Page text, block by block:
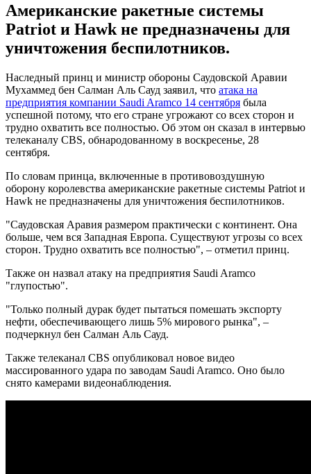
Американские ракетные системы
Patriot и Hawk не предназначены для
уничтожения беспилотников.
Наследный принц и министр обороны Саудовской Аравии
Мухаммед бен Салман Аль Сауд заявил, что атака на
предприятия компании Saudi Aramco 14 сентября была
успешной потому, что его стране угрожают со всех сторон и
трудно охватить все полностью. Об этом он сказал в интервью
телеканалу CBS, обнародованному в воскресенье, 28
сентября.
По словам принца, включенные в противовоздушную
оборону королевства американские ракетные системы Patriot и
Hawk не предназначены для уничтожения беспилотников.
"Саудовская Аравия размером практически с континент. Она
больше, чем вся Западная Европа. Существуют угрозы со всех
сторон. Трудно охватить все полностью", – отметил принц.
Также он назвал атаку на предприятия Saudi Aramco
"глупостью".
"Только полный дурак будет пытаться помешать экспорту
нефти, обеспечивающего лишь 5% мирового рынка", –
подчеркнул бен Салман Аль Сауд.
Также телеканал CBS опубликовал новое видео
массированного удара по заводам Saudi Aramco. Оно было
снято камерами видеонаблюдения.